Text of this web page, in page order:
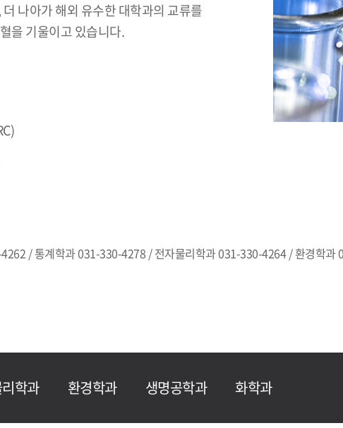
나아가 해외 유수한 대학과의 교류를
을 기울이고 있습니다.
/ 통계학과 031-330-4278 / 전자물리학과 031-330-4264 / 환경학
학과 환경학과 생명공학과 화학과